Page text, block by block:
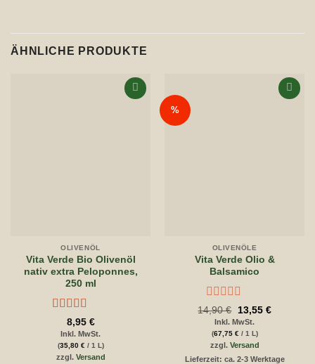
ÄHNLICHE PRODUKTE
OLIVENÖL
Vita Verde Bio Olivenöl
nativ extra Peloponnes,
250 ml
Bewertet
mit5 von 5
8,95 €
Inkl. MwSt.
(35,80 € / 1 L)
zzgl. Versand
%
OLIVENÖLE
Vita Verde Olio &
Balsamico
Bewertet
mit
0
von
14,90€
Ursprünglicher
Preis
war:
14,90 €
13,55 €Aktueller
Inkl. MwSt.
(67,75 € / 1 L)
zzgl. Versand
Lieferzeit: ca. 2-3 Werktage